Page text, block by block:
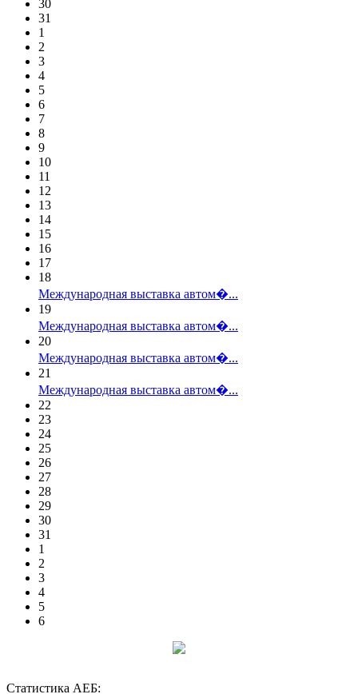
30
31
1
2
3
4
5
6
7
8
9
10
11
12
13
14
15
16
17
18
Международная выставка автом�...
19
Международная выставка автом�...
20
Международная выставка автом�...
21
Международная выставка автом�...
22
23
24
25
26
27
28
29
30
31
1
2
3
4
5
6
Статистика АЕБ: